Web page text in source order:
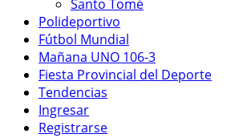
Santo Tomé
Polideportivo
Fútbol Mundial
Mañana UNO 106-3
Fiesta Provincial del Deporte
Tendencias
Ingresar
Registrarse